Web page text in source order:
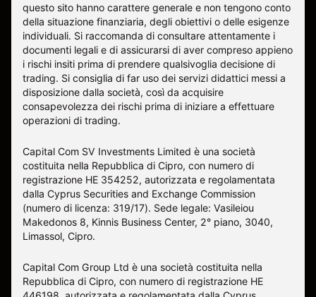
questo sito hanno carattere generale e non tengono conto
della situazione finanziaria, degli obiettivi o delle esigenze
individuali. Si raccomanda di consultare attentamente i
documenti legali e di assicurarsi di aver compreso appieno
i rischi insiti prima di prendere qualsivoglia decisione di
trading. Si consiglia di far uso dei servizi didattici messi a
disposizione dalla società, così da acquisire
consapevolezza dei rischi prima di iniziare a effettuare
operazioni di trading.
Capital Com SV Investments Limited è una società
costituita nella Repubblica di Cipro, con numero di
registrazione HE 354252, autorizzata e regolamentata
dalla Cyprus Securities and Exchange Commission
(numero di licenza: 319/17). Sede legale: Vasileiou
Makedonos 8, Kinnis Business Center, 2° piano, 3040,
Limassol, Cipro.
Capital Com Group Ltd è una società costituita nella
Repubblica di Cipro, con numero di registrazione ΗΕ